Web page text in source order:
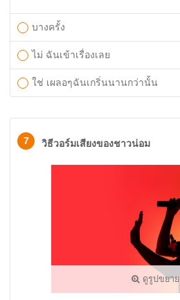
บางครั้ง
ไม่ ฉันเข้าเรื่องเลย
ใช่ เผลอๆฉันเกริ่นนานกว่านั้น
7 วิธีวอร์มเสียงของชาวน่อม
ดูรูปขยาย